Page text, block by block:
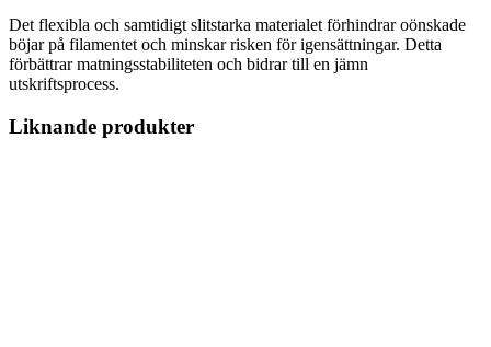
Det flexibla och samtidigt slitstarka materialet förhindrar oönskade
böjar på filamentet och minskar risken för igensättningar. Detta
förbättrar matningsstabiliteten och bidrar till en jämn
utskriftsprocess.
Liknande produkter